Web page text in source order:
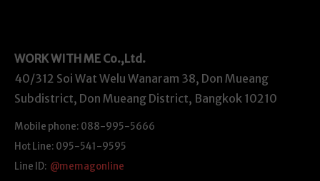
WORK WITH ME Co.,Ltd.
40/312 Soi Wat Welu Wanaram 38, Don Mueang
Subdistrict, Don Mueang District, Bangkok 10210
Mobile phone: 088-995-5666
Hot Line: 095-541-9595
Line ID: @memagonline